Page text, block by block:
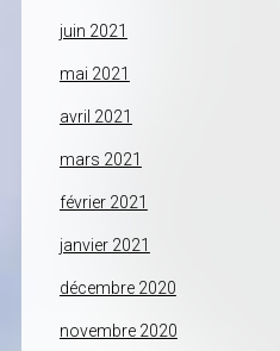
juin 2021
mai 2021
avril 2021
mars 2021
février 2021
janvier 2021
décembre 2020
novembre 2020